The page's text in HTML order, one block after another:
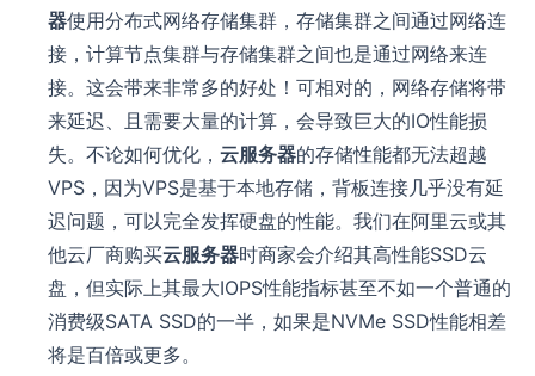
器使用分布式网络存储集群，存储集群之间通过网络连
接，计算节点集群与存储集群之间也是通过网络来连
接。这会带来非常多的好处！可相对的，网络存储将带
来延迟、且需要大量的计算，会导致巨大的IO性能损
失。不论如何优化， 云服务器的存储性能都无法超越
VPS，因为VPS是基于本地存储，背板连接几乎没有延
迟问题，可以完全发挥硬盘的性能。我们在阿里云或其
他云厂商购买云服务器时商家会介绍其高性能SSD云
盘，但实际上其最大IOPS性能指标甚至不如一个普通的
消费级SATA SSD的一半，如果是NVMe SSD性能相差
将是百倍或更多。